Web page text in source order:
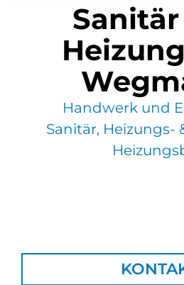
Handwerk und
Sanitär, Heizungs-